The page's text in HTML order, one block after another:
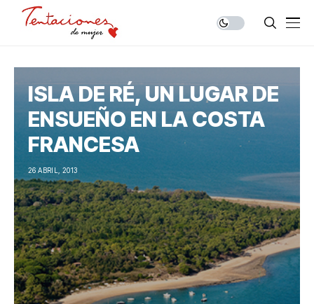
ISLA DE RÉ, UN LUGAR DE
ENSUEÑO EN LA COSTA
FRANCESA
26 ABRIL, 2013